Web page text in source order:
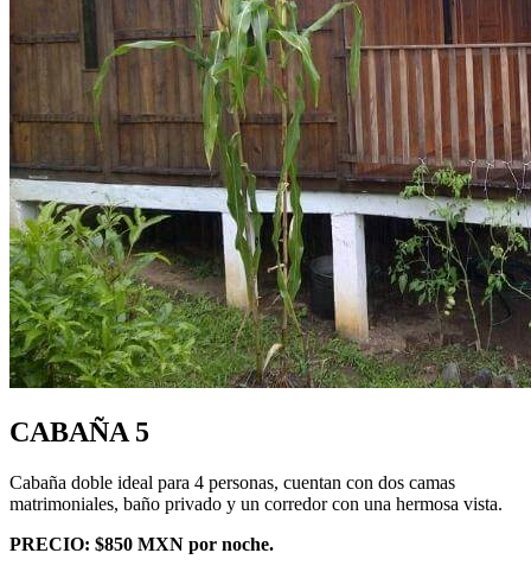
CABAÑA 5
Cabaña doble ideal para 4 personas, cuentan con dos camas
matrimoniales, baño privado y un corredor con una hermosa vista.
PRECIO: $850 MXN por noche.